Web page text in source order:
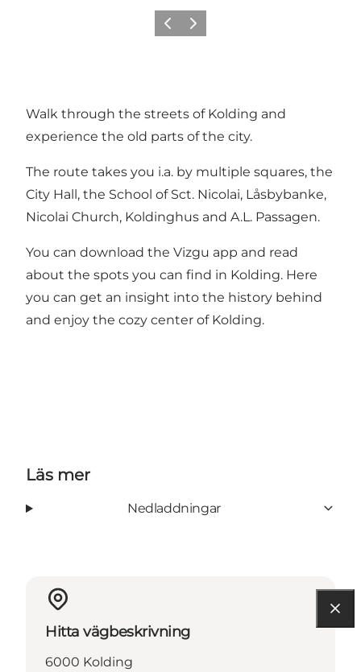
Föregående
Nästa
Walk through the streets of Kolding and
experience the old parts of the city.
The route takes you i.a. by multiple squares, the
City Hall, the School of Sct. Nicolai, Låsbybanke,
Nicolai Church, Koldinghus and A.L. Passagen.
You can download the Vizgu app and read
about the spots you can find in Kolding. Here
you can get an insight into the history behind
and enjoy the cozy center of Kolding.
Läs mer
Nedladdningar
Hitta vägbeskrivning
6000 Kolding